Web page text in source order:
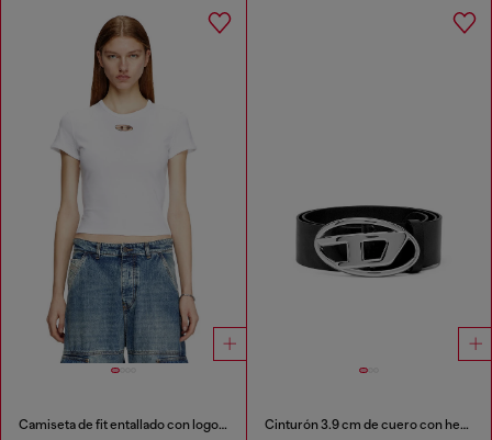
Camiseta de fit entallado con logotipo Oval D recortado Cinturón 3.9 cm de cuero con hebilla Oval D